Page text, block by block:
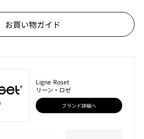
お買い物ガイド
Ligne Roset
リーン・ロゼ
ブランド詳細へ